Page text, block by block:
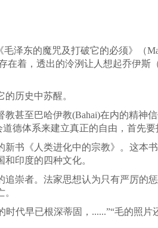
泽东的魔咒及打破它的必须》（
着，透出的泠洌让人想起乔伊斯
历史中苏醒。
甚至巴哈伊教(Bahai)在内的精神
德体系来建立真正的自由，首先要
书《人类进化中的宗教》。这本
印度的四种文化。
崇者。法家思想认为只有严厉的
代早已根深蒂固，......”“毛的照